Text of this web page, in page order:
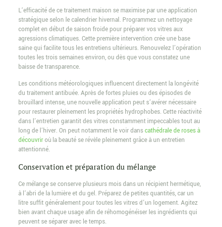
L’efficacité de ce traitement maison se maximise par une application
stratégique selon le calendrier hivernal. Programmez un nettoyage
complet en début de saison froide pour préparer vos vitres aux
agressions climatiques. Cette première intervention crée une base
saine qui facilite tous les entretiens ultérieurs. Renouvelez l’opération
toutes les trois semaines environ, ou dès que vous constatez une
baisse de transparence.
Les conditions météorologiques influencent directement la longévité
du traitement antibuée. Après de fortes pluies ou des épisodes de
brouillard intense, une nouvelle application peut s’avérer nécessaire
pour restaurer pleinement les propriétés hydrophobes. Cette réactivité
dans l’entretien garantit des vitres constamment impeccables tout au
long de l’hiver. On peut notamment le voir danscathédrale de roses à
découvriroù la beauté se révèle pleinement grâce à un entretien
attentionné.
Conservation et préparation du mélange
Ce mélange se conserve plusieurs mois dans un récipient hermétique,
à l’abri de la lumière et du gel. Préparez de petites quantités, car un
litre suffit généralement pour toutes les vitres d’un logement. Agitez
bien avant chaque usage afin de réhomogénéiser les ingrédients qui
peuvent se séparer avec le temps.